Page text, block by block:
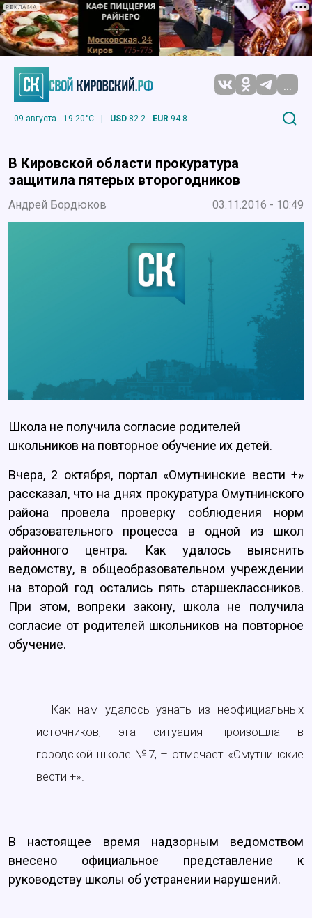
РЕКЛАМА
...
09 августа 19.20°C | USD 82.2 EUR 94.8
В Кировской области прокуратура
защитила пятерых второгодников
Андрей Бордюков 03.11.2016 - 10:49
Школа не получила согласие родителей
школьников на повторное обучение их детей.
Вчера, 2 октября, портал «Омутнинские вести +»
рассказал, что на днях прокуратура Омутнинского
района провела проверку соблюдения норм
образовательного процесса в одной из школ
районного центра. Как удалось выяснить
ведомству, в общеобразовательном учреждении
на второй год остались пять старшеклассников.
При этом, вопреки закону, школа не получила
согласие от родителей школьников на повторное
обучение.
– Как нам удалось узнать из неофициальных
источников, эта ситуация произошла в
городской школе №7, – отмечает «Омутнинские
вести +».
В настоящее время надзорным ведомством
внесено официальное представление к
руководству школы об устранении нарушений.